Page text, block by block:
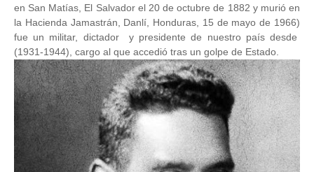
en San Matías, El Salvador el 20 de octubre de 1882 y murió en
la Hacienda Jamastrán, Danlí, Honduras, 15 de mayo de 1966)
fue un militar, dictador y presidente de nuestro país desde
(1931-1944), cargo al que accedió tras un golpe de Estado.